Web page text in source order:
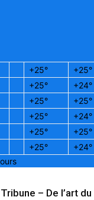
+25° +25°
+25° +24°
+25° +25°
+25° +24°
+25° +25°
+25° +24°
Tribune – De l’art